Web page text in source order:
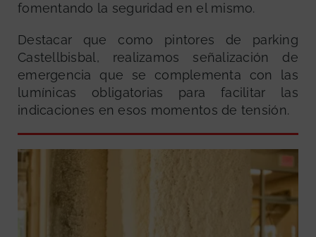
fomentando la seguridad en el mismo.
Destacar que como pintores de parking
Castellbisbal, realizamos señalización de
emergencia que se complementa con las
lumínicas obligatorias para facilitar las
indicaciones en esos momentos de tensión.